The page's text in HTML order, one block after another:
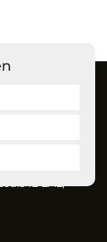
en bestelt
Frankrijk en
heeft u de
iDEAL,